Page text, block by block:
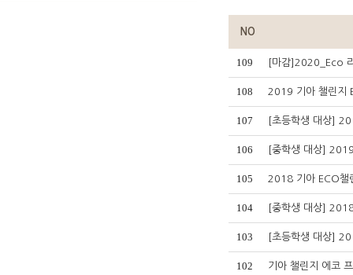
NO
109 [마감]2020_Eco
108 2019 기아 챌린지
107 [초등학생 대상]
106 [중학생 대상]
105 2018 기아 ECO챌
104 [중학생 대상]
103 [초등학생 대상]
102 기아 챌린지 에코